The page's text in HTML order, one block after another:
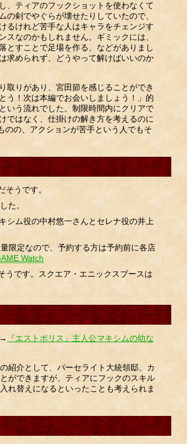
、ティアのフックショットを使わなくて
剣でやぐらが壊せたりしていたので、
るけれど苦手な人はキャラをチェンジす
なのかもしれません。ギミックには、
とすことで足場を作る、などがありまし
求められず、どうやって解けばいいのか
取りがあり、宮田節を感じることができ
う！次は本編でお会いしましょう！」的
いう流れでした。制限時間内にクリアで
ではなく、仕掛けの解き方を考えるのに
のの、アクションが苦手という人でもそ
うです。
た。
シム役の中村悠一さんとセレナ役の井上
限定なので、予約する方は予約前に各店
Watch
うです。スクエア・エニックスブースは
『エストポリス』主人公マキシムの幼な
紹介として、パーセライト大統領邸、カ
ができますが、ティアにフックのスキル
れ替えになるといったことも考えられま